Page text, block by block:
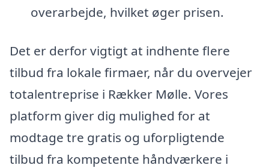
overarbejde, hvilket øger prisen.
Det er derfor vigtigt at indhente flere
tilbud fra lokale firmaer, når du overvejer
totalentreprise i Rækker Mølle. Vores
platform giver dig mulighed for at
modtage tre gratis og uforpligtende
tilbud fra kompetente håndværkere i